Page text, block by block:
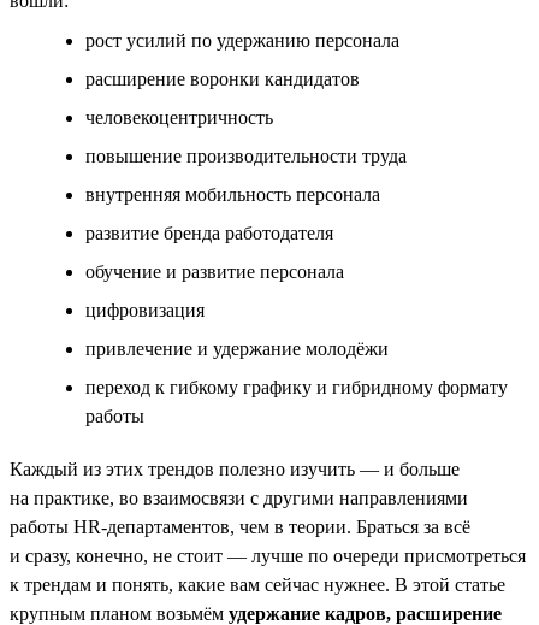
рост усилий по удержанию персонала
расширение воронки кандидатов
человекоцентричность
повышение производительности труда
внутренняя мобильность персонала
развитие бренда работодателя
обучение и развитие персонала
цифровизация
привлечение и удержание молодёжи
переход к гибкому графику и гибридному формату
работы
Каждый из этих трендов полезно изучить — и больше
на практике, во взаимосвязи с другими направлениями
работы HR-департаментов, чем в теории. Браться за всё
и сразу, конечно, не стоит — лучше по очереди присмотреться
к трендам и понять, какие вам сейчас нужнее. В этой статье
крупным планом возьмём удержание кадров, расширение